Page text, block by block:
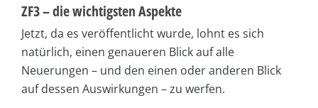
ZF3 – die wichtigsten Aspekte
Jetzt, da es veröffentlicht wurde, lohnt es sich
natürlich, einen genaueren Blick auf alle
Neuerungen – und den einen oder anderen Blick
auf dessen Auswirkungen – zu werfen.